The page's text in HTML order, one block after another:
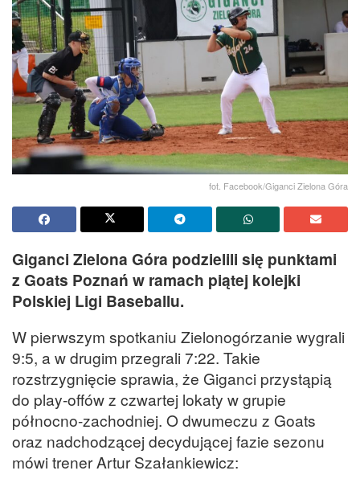
fot. Facebook/Giganci Zielona Góra
Giganci Zielona Góra podzielili się punktami
z Goats Poznań w ramach piątej kolejki
Polskiej Ligi Baseballu.
W pierwszym spotkaniu Zielonogórzanie wygrali
9:5, a w drugim przegrali 7:22. Takie
rozstrzygnięcie sprawia, że Giganci przystąpią
do play-offów z czwartej lokaty w grupie
północno-zachodniej. O dwumeczu z Goats
oraz nadchodzącej decydującej fazie sezonu
mówi trener Artur Szałankiewicz: